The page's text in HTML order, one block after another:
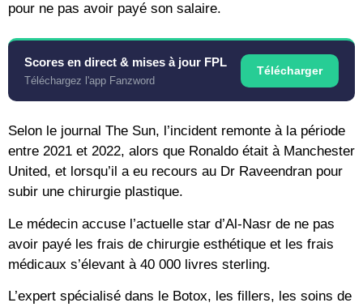
pour ne pas avoir payé son salaire.
Scores en direct & mises à jour FPL
Téléchargez l'app Fanzword
Télécharger
Selon le journal The Sun, l’incident remonte à la période
entre 2021 et 2022, alors que Ronaldo était à Manchester
United, et lorsqu’il a eu recours au Dr Raveendran pour
subir une chirurgie plastique.
Le médecin accuse l’actuelle star d’Al-Nasr de ne pas
avoir payé les frais de chirurgie esthétique et les frais
médicaux s’élevant à 40 000 livres sterling.
L’expert spécialisé dans le Botox, les fillers, les soins de